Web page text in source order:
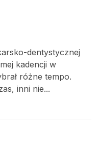
dentystycznej
kadencji w
różne tempo.
inni nie...